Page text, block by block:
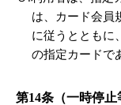
は、カード会員
に従うとともに
の指定カードで
第14条（一時停止